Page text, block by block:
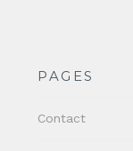
PAGES
Contact